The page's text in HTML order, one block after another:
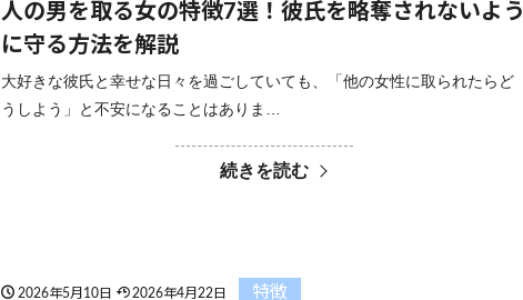
人の男を取る女の特徴7選！彼氏を略奪されないよう
に守る方法を解説
大好きな彼氏と幸せな日々を過ごしていても、「他の女性に取られたらど
うしよう」と不安になることはありま…
続きを読む
2026年5月10日 2026年4月22日 特徴